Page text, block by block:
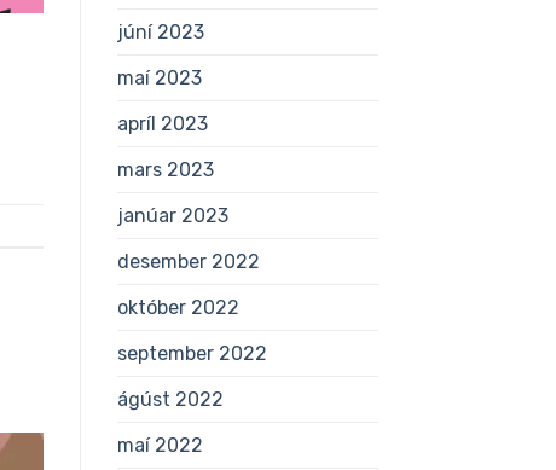
júní 2023
maí 2023
apríl 2023
mars 2023
janúar 2023
desember 2022
október 2022
september 2022
ágúst 2022
maí 2022